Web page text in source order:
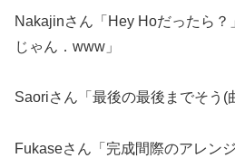
Nakajinさん「Hey Hoだったら
じゃん．www」
Saoriさん「最後の最後までそう(
Fukaseさん「完成間際のアレン